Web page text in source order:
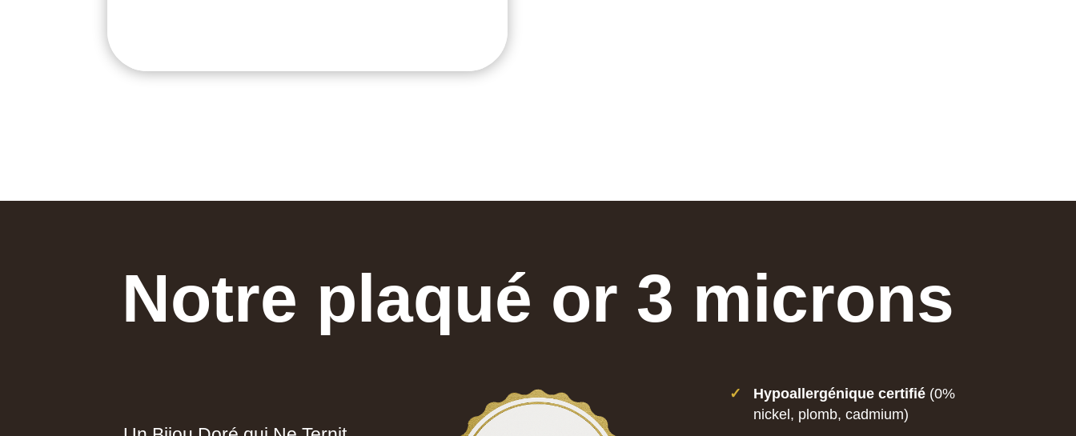
Notre plaqué or 3 microns
✓ Hypoallergénique certifié(0%
nickel, plomb, cadmium)